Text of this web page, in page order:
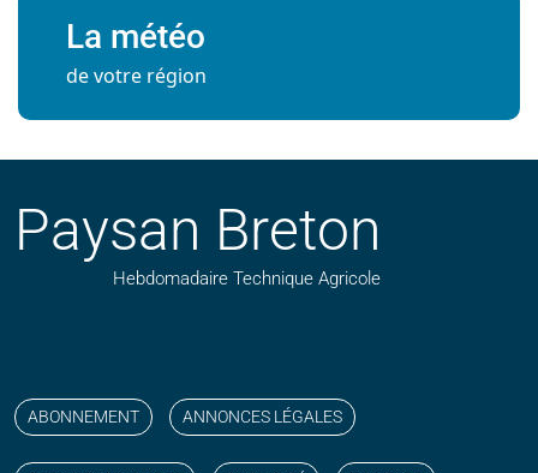
La météo
de votre région
Paysan Breton
Hebdomadaire Technique Agricole
ABONNEMENT ANNONCES LÉGALES